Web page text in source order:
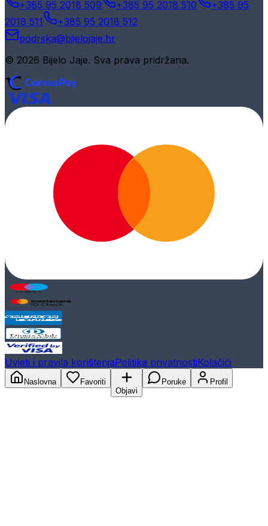
+385 95 2018 509 +385 95 2018 510
+385 95
2018 511
+385 95 2018 512
podrska@bijelojaje.hr
© 2026 Bijelo Jaje. Sva prava pridržana.
Uvjeti i pravila korištenjaPolitika privatnostiKolačići
Naslovna
Favoriti
Objavi
Poruke Profil